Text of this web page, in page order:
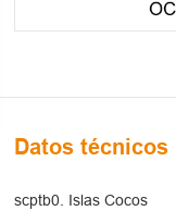
Datos técnicos
scptb0. Islas Cocos